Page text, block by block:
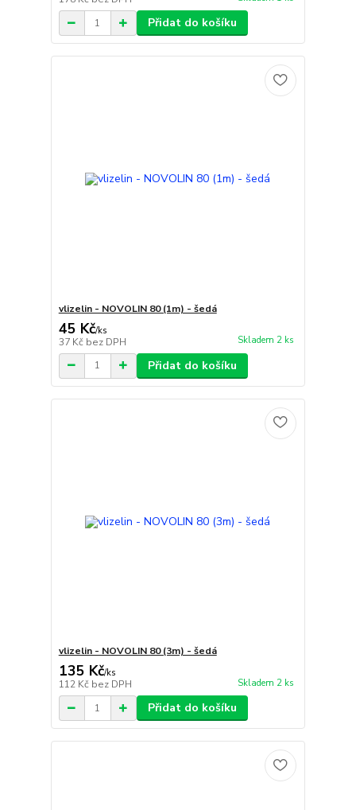
Přidat do košíku
vlizelin - NOVOLIN 80 (1m) - šedá
45 Kč/ks
37 Kč bez DPH Skladem 2 ks
Přidat do košíku
vlizelin - NOVOLIN 80 (3m) - šedá
135 Kč/ks
112 Kč bez DPH Skladem 2 ks
Přidat do košíku